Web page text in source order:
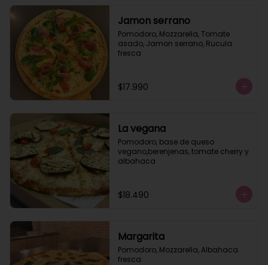
Jamon serrano
Pomodoro, Mozzarella, Tomate
asado, Jamon serrano, Rucula
fresca
$17.990
La vegana
Pomodoro, base de queso
vegano,berenjenas, tomate cherry y
albahaca
$18.490
Margarita
Pomodoro, Mozzarella, Albahaca
fresca